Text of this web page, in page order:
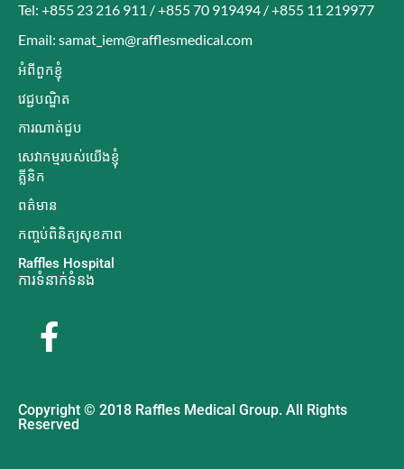
Tel: +855 23 216 911 / +855 70 919494 / +855 11 219977
Email: samat_iem@rafflesmedical.com
អំពីពួកខ្ញុំ
វេជ្ជបណ្ឌិត
ការណាត់ជួប
សេវាកម្មរបស់យើងខ្ញុំ
គ្លីនិក
ពត៌មាន
កញ្ចប់ពិនិត្យសុខភាព
Raffles Hospital
ការទំនាក់ទំនង
Copyright © 2018 Raffles Medical Group. All Rights
Reserved